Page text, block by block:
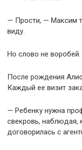
— Прости, — Максим
виду.
Но слово не воробей.
После рождения
Каждый ее визит
— Ребенку нужна
свекровь, наблюдая,
договорилась с